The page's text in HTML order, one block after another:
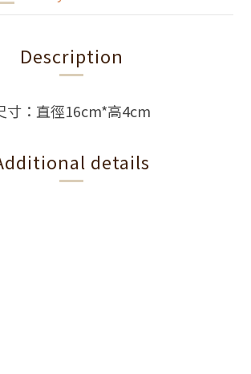
Description
寸：直徑16cm*高4cm
details